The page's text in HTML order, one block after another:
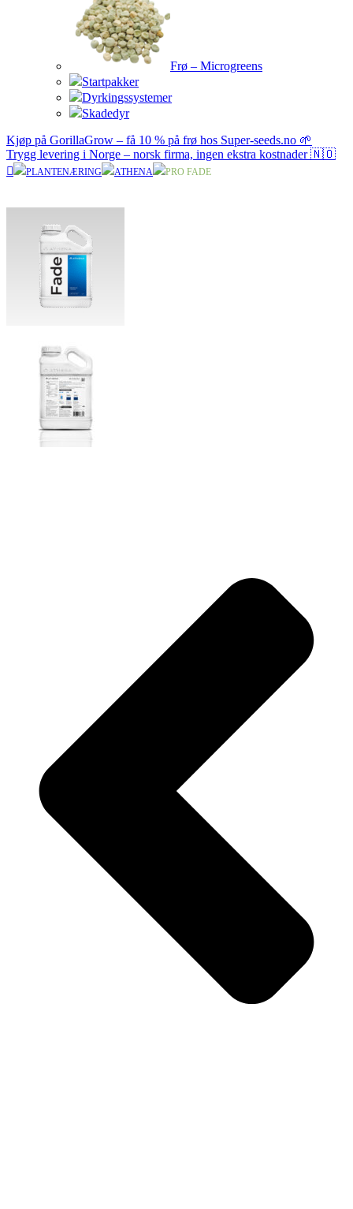
Frø – Microgreens
Startpakker
Dyrkingssystemer
Skadedyr
Kjøp på GorillaGrow – få 10 % på frø hos Super-seeds.no 🌱
Trygg levering i Norge – norsk firma, ingen ekstra kostnader 🇳🇴
PLANTENÆRING ATHENA PRO FADE